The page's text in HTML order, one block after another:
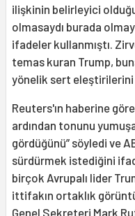
ilişkinin belirleyici
olmasaydı burada
ifadeler kullanmıştı.
temas kuran Trump,
yönelik sert eleştirilerini
Reuters'ın haberine
ardından tonunu
gördüğünü” söyledi ve
sürdürmek istediğini
birçok Avrupalı lider
ittifakın ortaklık
Genel Sekreteri Mark